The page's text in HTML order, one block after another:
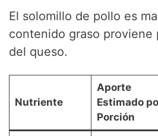
El solomillo de pollo es
contenido graso proviene
del queso.
Nutriente
Aporte
Estimado
Porción